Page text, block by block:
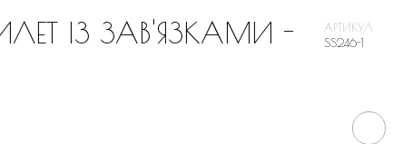
ІЗ ЗАВ'ЯЗКАМИ -
АРТИКУЛ
SS246-1